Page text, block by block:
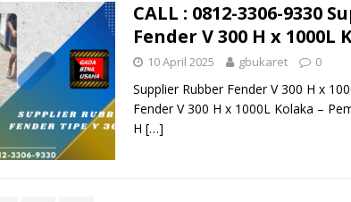
CALL : 0812-3306-9330
Fender V 300 H x 1000L
10 April 2025 gbukaret 0
Supplier Rubber Fender V 300 H x
Fender V 300 H x 1000L Kolaka –
H […]